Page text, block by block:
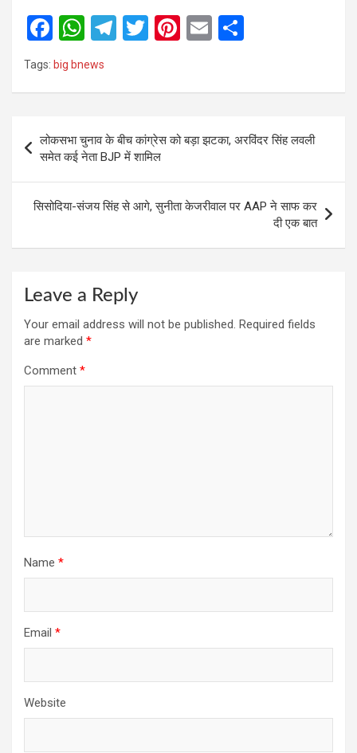
F
a
ce
o
o
k
W
at
A
p
p
T
a
m
T
Pi
t
E
Tags: big bnews
navigation
लोकसभा चुनाव के बीच कांग्रेस को बड़ा झटका, अरविंदर सिंह लवली
समेत कई नेता BJP में शामिल
सिसोदिया-संजय सिंह से आगे, सुनीता केजरीवाल पर AAP ने साफ कर
दी एक बात
Leave a Reply
Your email address will not be published. Required fields
are marked *
Comment *
Name *
Email *
Website